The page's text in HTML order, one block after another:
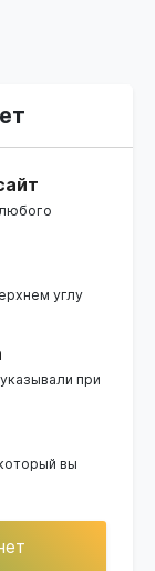
углу
при
вы